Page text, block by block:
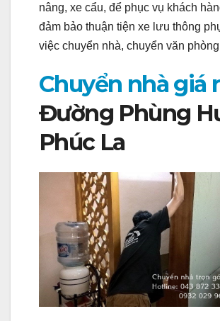
nâng, xe cẩu, để phục vụ khách
đảm bảo thuận tiện xe lưu thông
việc chuyển nhà, chuyển văn
Chuyển nhà giá
Đường Phùng
Phúc La